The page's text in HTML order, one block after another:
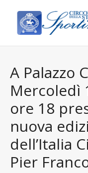
A Palazzo
Mercoledì
ore 18
nuova
dell’Italia
Pier